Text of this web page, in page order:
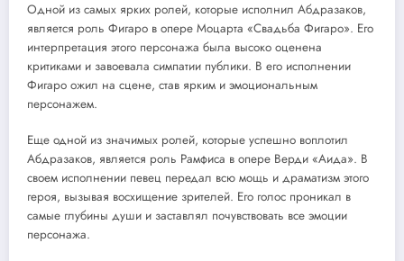
Одной из самых ярких ролей, которые исполнил Абдразаков,
является роль Фигаро в опере Моцарта «Свадьба Фигаро». Его
интерпретация этого персонажа была высоко оценена
критиками и завоевала симпатии публики. В его исполнении
Фигаро ожил на сцене, став ярким и эмоциональным
персонажем.
Еще одной из значимых ролей, которые успешно воплотил
Абдразаков, является роль Рамфиса в опере Верди «Аида». В
своем исполнении певец передал всю мощь и драматизм этого
героя, вызывая восхищение зрителей. Его голос проникал в
самые глубины души и заставлял почувствовать все эмоции
персонажа.